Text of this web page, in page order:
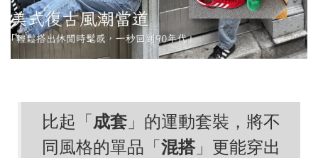
比起「 成套」的運動套裝，將不
同風格的單品「 混搭」更能穿出